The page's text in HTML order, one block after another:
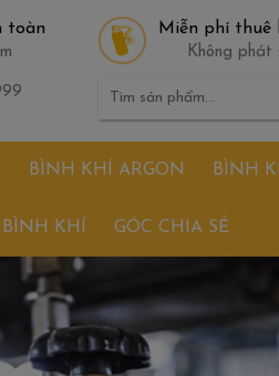
toàn Miễn phí thuê
Không phát
Tìm
BÌNH KHÍ ARGON BÌNH
BÌNH KHÍ GÓC CHIA SẺ